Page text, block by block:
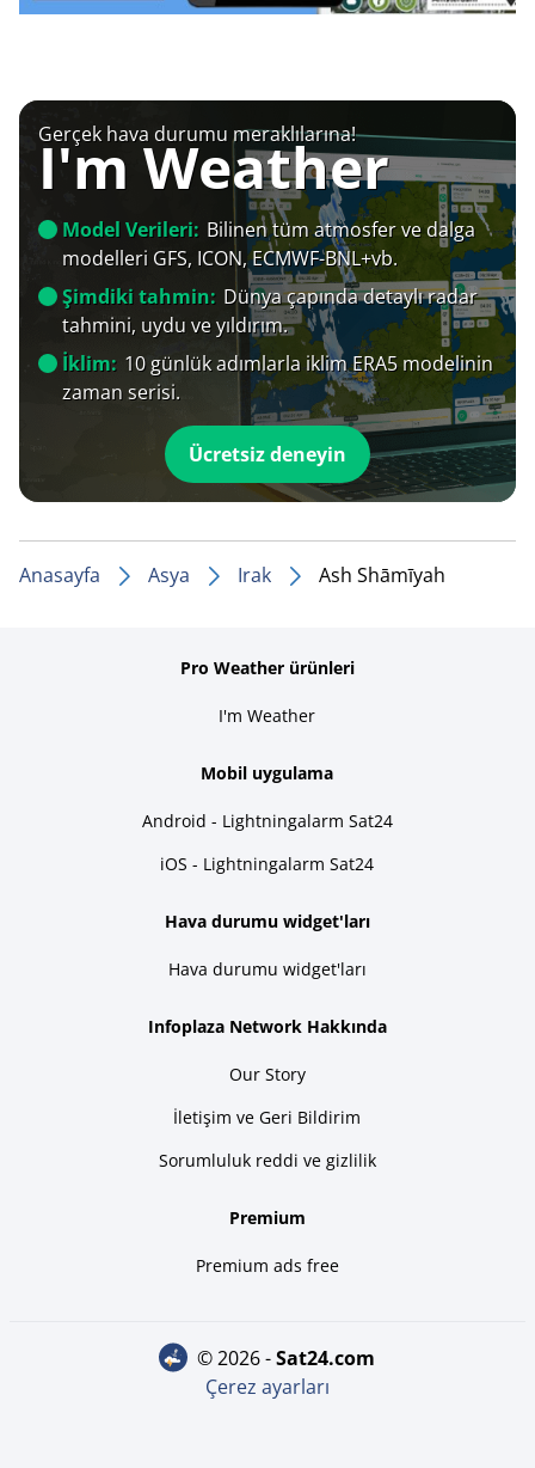
Gerçek hava durumu meraklılarına!
I'm Weather
Model Verileri: Bilinen tüm atmosfer ve dalga
modelleri GFS, ICON, ECMWF-BNL+vb.
Şimdiki tahmin: Dünya çapında detaylı radar
tahmini, uydu ve yıldırım.
İklim: 10 günlük adımlarla iklim ERA5 modelinin
zaman serisi.
Ücretsiz deneyin
Anasayfa Asya Irak Ash Shāmīyah
Pro Weather ürünleri
I'm Weather
Mobil uygulama
Android - Lightningalarm Sat24
iOS - Lightningalarm Sat24
Hava durumu widget'ları
Hava durumu widget'ları
Infoplaza Network Hakkında
Our Story
İletişim ve Geri Bildirim
Sorumluluk reddi ve gizlilik
Premium
Premium ads free
© 2026 - sat24.com
Çerez ayarları